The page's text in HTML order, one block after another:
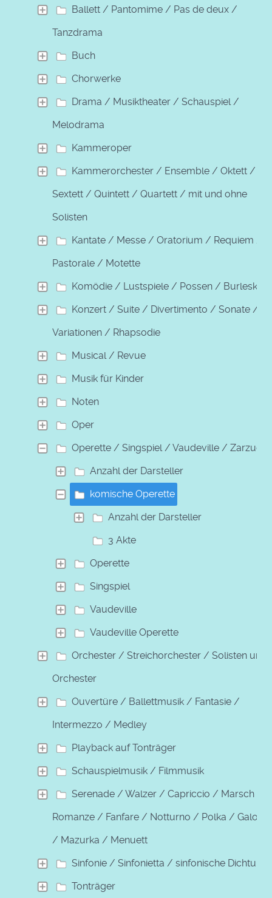
Ballett / Pantomime / Pas de deux /
Tanzdrama
Buch
Chorwerke
Drama / Musiktheater / Schauspiel /
Melodrama
Kammeroper
Kammerorchester / Ensemble / Oktett /
Sextett / Quintett / Quartett / mit und ohne
Solisten
Kantate / Messe / Oratorium / Requiem /
Pastorale / Motette
Komödie / Lustspiele / Possen / Burleske
Konzert / Suite / Divertimento / Sonate /
Variationen / Rhapsodie
Musical / Revue
Musik für Kinder
Noten
Oper
Operette / Singspiel / Vaudeville / Zarzuela
Anzahl der Darsteller
komische Operette
Anzahl der Darsteller
3 Akte
Operette
Singspiel
Vaudeville
Vaudeville Operette
Orchester / Streichorchester / Solisten und
Orchester
Ouvertüre / Ballettmusik / Fantasie /
Intermezzo / Medley
Playback auf Tonträger
Schauspielmusik / Filmmusik
Serenade / Walzer / Capriccio / Marsch /
Romanze / Fanfare / Notturno / Polka / Galopp
/ Mazurka / Menuett
Sinfonie / Sinfonietta / sinfonische Dichtung
Tonträger